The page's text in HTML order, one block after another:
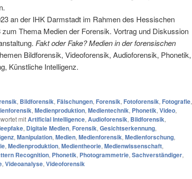
an der IHK Darmstadt im Rahmen des Hessischen
Thema Medien der Forensik. Vortrag und Diskussion
Fakt oder Fake? Medien in der forensischen
Bildforensik, Videoforensik, Audioforensik, Phonetik,
Künstliche Intelligenz.
, Bildforensik, Fälschungen, Forensik, Fotoforensik, Fotografie,
, Medienproduktion, Medientechnik, Phonetik, Video,
mitArtificial Intelligence, Audioforensik, Bildforensik,
, Digitale Medien, Forensik, Gesichtserkennung,
, Manipulation, Medien, Medienforensik, Medienforschung,
, Medienproduktion, Medientheorie, Medienwissenschaft,
Recognition, Phonetik, Photogrammetrie, Sachverständiger,
, Videoanalyse, Videoforensik